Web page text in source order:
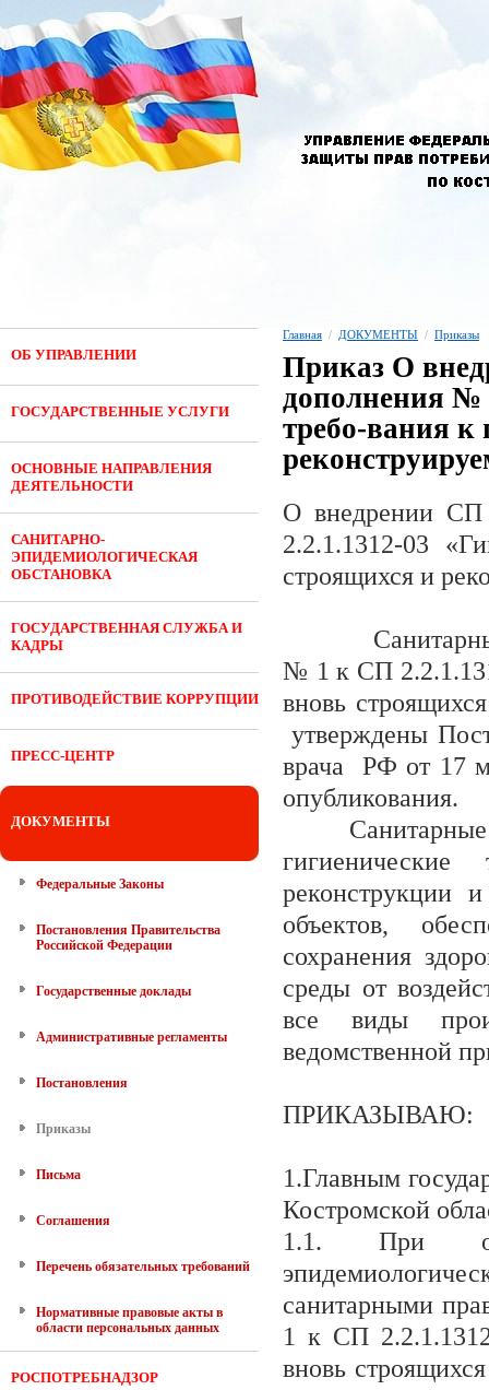
ОБ УПРАВЛЕНИИ
ГОСУДАРСТВЕННЫЕ УСЛУГИ
ОСНОВНЫЕ НАПРАВЛЕНИЯ
ДЕЯТЕЛЬНОСТИ
САНИТАРНО-
ЭПИДЕМИОЛОГИЧЕСКАЯ
ОБСТАНОВКА
ГОСУДАРСТВЕННАЯ СЛУЖБА И
КАДРЫ
ПРОТИВОДЕЙСТВИЕ КОРРУПЦИИ
ПРЕСС-ЦЕНТР
ДОКУМЕНТЫ
Федеральные Законы
Постановления Правительства
Российской Федерации
Государственные доклады
Административные регламенты
Постановления
Приказы
Письма
Соглашения
Перечень обязательных требований
Нормативные правовые акты в
области персональных данных
РОСПОТРЕБНАДЗОР
Главная / ДОКУМЕНТЫ / Приказы
Приказ О
дополнения №
требо-вания к
О внедрении
2.2.1.1312-03
строящихся и
Санитарные
№ 1 к СП
вновь
утверждены
врача РФ от 17
опубликования.
Санитарные
гигиенические
реконструкции
объектов,
сохранения
среды от
все виды
ведомственной
ПРИКАЗЫВАЮ:
1.Главным
Костромской
1.1. При
санитарными
1 к СП
вновь